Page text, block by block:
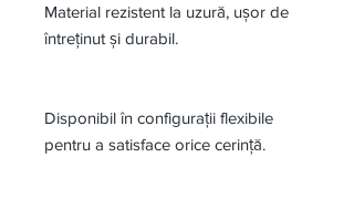
Material rezistent la uzură, ușor de
întreținut și durabil.
Disponibil în configurații flexibile
pentru a satisface orice cerință.